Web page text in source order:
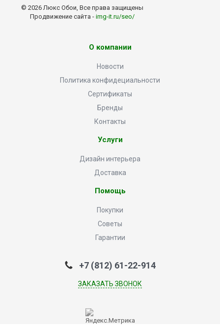
© 2026 Люкс Обои, Все права защищены
Продвижение сайта - img-it.ru/seo/
О компании
Новости
Политика конфидециальности
Сертификаты
Бренды
Контакты
Услуги
Дизайн интерьера
Доставка
Помощь
Покупки
Советы
Гарантии
+7 (812) 61-22-914
ЗАКАЗАТЬ ЗВОНОК